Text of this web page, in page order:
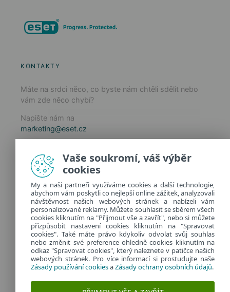
KONTAKTY
Máte na srdci něco, co byste nám chtěli sdělit nebo
vám zde něco chybí?
Napište nám na
marketing@eset.cz
Zásady ochrany osobních údajů
Spravovat cookies
Provozuje:
ESET software spol. s r.o.
Classic 7 Business Park, Jankovcova 1037/49
170 00 Praha 7, Česká republika
IČ: 26467593
Vaše soukromí, váš výběr
cookies
My a naši partneři využíváme cookies a další technologie,
abychom vám poskytli co nejlepší online zážitek, analyzovali
návštěvnost našich webových stránek a nabízeli vám
personalizované reklamy. Můžete souhlasit se sběrem všech
cookies kliknutím na "Přijmout vše a zavřít", nebo si můžete
přizpůsobit nastavení cookies kliknutím na "Spravovat
cookies". Také máte právo kdykoliv odvolat svůj souhlas
nebo změnit své preference ohledně cookies kliknutím na
odkaz "Spravovat cookies", který naleznete v patičce našich
webových stránek. Pro více informací si prostudujte naše
Zásady používání cookiesaZásady ochrany osobních údajů.